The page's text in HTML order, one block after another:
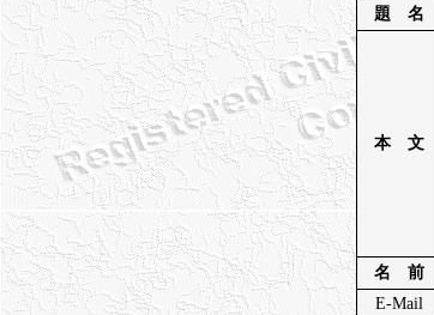
題 名
本 文
名 前
E-Mail